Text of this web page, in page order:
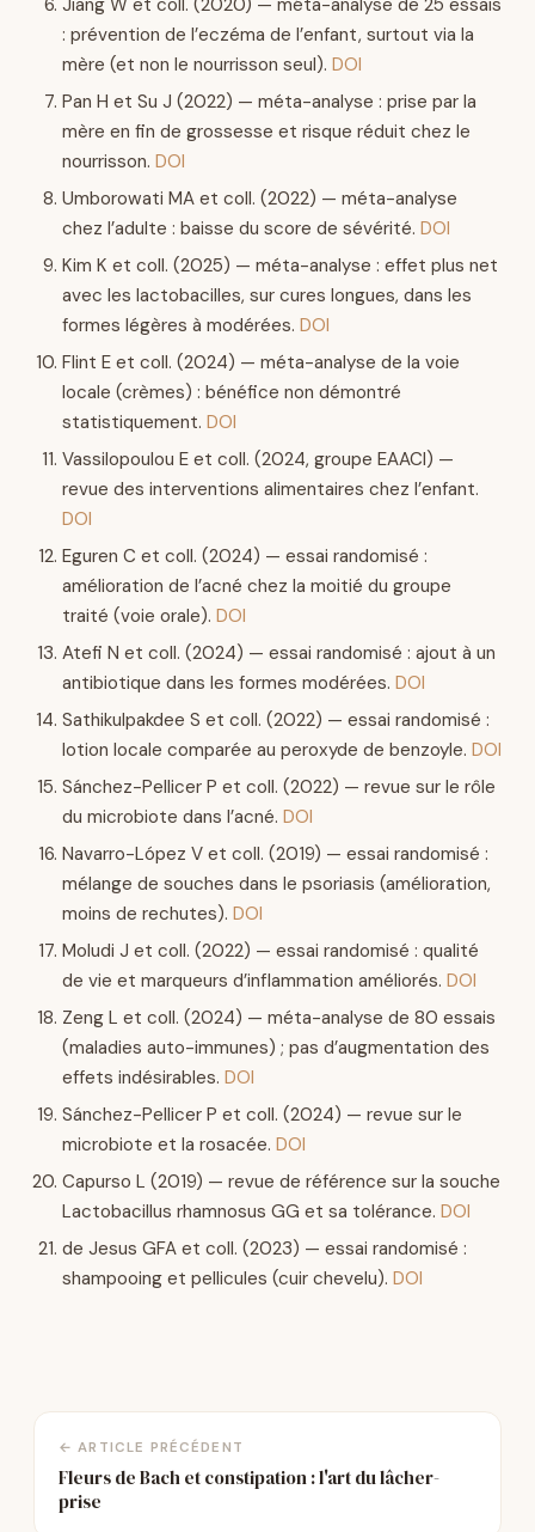
Jiang W et coll. (2020) — méta-analyse de 25 essais
: prévention de l’eczéma de l’enfant, surtout via la
mère (et non le nourrisson seul). DOI
Pan H et Su J (2022) — méta-analyse : prise par la
mère en fin de grossesse et risque réduit chez le
nourrisson. DOI
Umborowati MA et coll. (2022) — méta-analyse
chez l’adulte : baisse du score de sévérité. DOI
Kim K et coll. (2025) — méta-analyse : effet plus net
avec les lactobacilles, sur cures longues, dans les
formes légères à modérées. DOI
Flint E et coll. (2024) — méta-analyse de la voie
locale (crèmes) : bénéfice non démontré
statistiquement. DOI
Vassilopoulou E et coll. (2024, groupe EAACI) —
revue des interventions alimentaires chez l’enfant.
DOI
Eguren C et coll. (2024) — essai randomisé :
amélioration de l’acné chez la moitié du groupe
traité (voie orale). DOI
Atefi N et coll. (2024) — essai randomisé : ajout à un
antibiotique dans les formes modérées. DOI
Sathikulpakdee S et coll. (2022) — essai randomisé :
lotion locale comparée au peroxyde de benzoyle. DOI
Sánchez-Pellicer P et coll. (2022) — revue sur le rôle
du microbiote dans l’acné. DOI
Navarro-López V et coll. (2019) — essai randomisé :
mélange de souches dans le psoriasis (amélioration,
moins de rechutes). DOI
Moludi J et coll. (2022) — essai randomisé : qualité
de vie et marqueurs d’inflammation améliorés. DOI
Zeng L et coll. (2024) — méta-analyse de 80 essais
(maladies auto-immunes) ; pas d’augmentation des
effets indésirables. DOI
Sánchez-Pellicer P et coll. (2024) — revue sur le
microbiote et la rosacée. DOI
Capurso L (2019) — revue de référence sur la souche
Lactobacillus rhamnosus GG et sa tolérance. DOI
de Jesus GFA et coll. (2023) — essai randomisé :
shampooing et pellicules (cuir chevelu). DOI
← ARTICLE PRÉCÉDENT
Fleurs de Bach et constipation : l'art du lâcher-
prise